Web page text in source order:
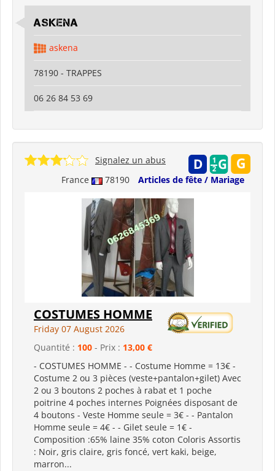
ASKENA
askena
78190 - TRAPPES
06 26 84 53 69
France 78190 Articles de fête / Mariage
Signalez un abus
COSTUMES HOMME
Friday 07 August 2026
Quantité : 100 - Prix : 13,00 €
- COSTUMES HOMME - - Costume Homme = 13€ -
Costume 2 ou 3 pièces (veste+pantalon+gilet) Avec
2 ou 3 boutons 2 poches à rabat et 1 poche
poitrine 4 poches internes Poignées disposant de
4 boutons - Veste Homme seule = 3€ - - Pantalon
Homme seule = 4€ - - Gilet seule = 1€ -
Composition :65% laine 35% coton Coloris Assortis
: Noir, gris claire, gris foncé, vert kaki, beige,
marron...